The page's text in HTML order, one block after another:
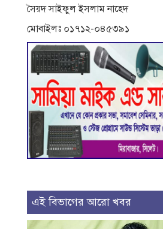
সৈয়দ সাইফুল ইসলাম নাহেদ
মোবাইলঃ ০১৭১২-০৪৫৩৯১
এই বিভাগের আরো খবর